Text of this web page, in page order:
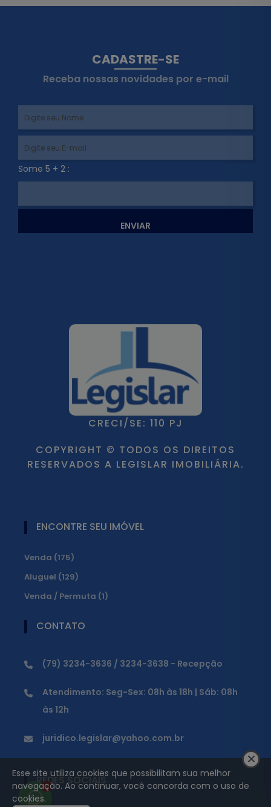
CADASTRE-SE
Receba nossas novidades por e-mail
Some 5 + 2 :
ENVIAR
CRECI/SE: 110 PJ
COPYRIGHT © TODOS OS DIREITOS
RESERVADOS A LEGISLAR IMOBILIÁRIA.
ENCONTRE SEU IMÓVEL
Venda (175)
Aluguel (129)
Venda / Permuta (1)
CONTATO
(79) 3234-3636 / 3234-3638 - Recepção
Atendimento: Seg-Sex: 08h às 18h | Sáb: 08h
às 12h
juridico.legislar@yahoo.com.br
REDES SOCIAIS
1
Esse site utiliza cookies que possibilitam sua melhor
navegação. Ao continuar, você concorda com o uso de
cookies.